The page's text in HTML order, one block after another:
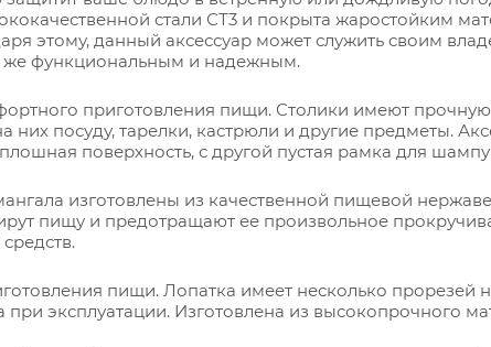
стали СТ3 и покрыта жаростойким
этому, данный аксессуар может служить своим
же функциональным и надежным.
приготовления пищи. Столики имеют прочную
них посуду, тарелки, кастрюли и другие предметы.
поверхность, с другой пустая рамка для
изготовлены из качественной пищевой
пищу и предотращают ее произвольное
пищи. Лопатка имеет несколько прорезей
эксплуатации. Изготовлена из высокопрочного